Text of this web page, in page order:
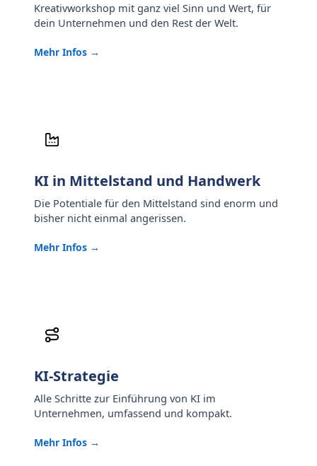
Kreativworkshop mit ganz viel Sinn und Wert, für
dein Unternehmen und den Rest der Welt.
Mehr Infos →
KI in Mittelstand und Handwerk
Die Potentiale für den Mittelstand sind enorm und
bisher nicht einmal angerissen.
Mehr Infos →
KI-Strategie
Alle Schritte zur Einführung von KI im
Unternehmen, umfassend und kompakt.
Mehr Infos →